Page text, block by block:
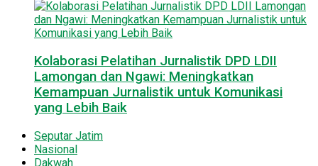
Kolaborasi Pelatihan Jurnalistik DPD LDII
Lamongan dan Ngawi: Meningkatkan
Kemampuan Jurnalistik untuk Komunikasi
yang Lebih Baik
Seputar Jatim
Nasional
Dakwah